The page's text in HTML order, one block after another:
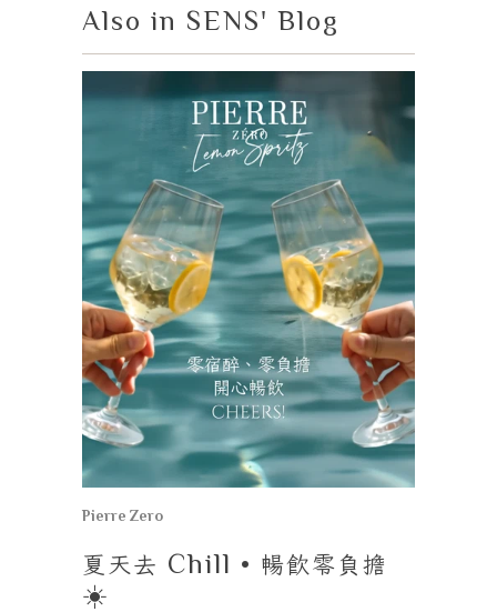
Also in SENS' Blog
Pierre Zero
夏天去 Chill • 暢飲零負擔
☀️